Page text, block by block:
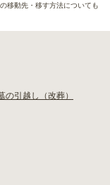
移動先・移す方法についても
の引越し（改葬）